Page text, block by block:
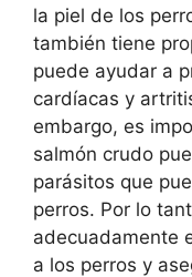
la piel de los
también tiene
puede ayudar a
cardíacas y
embargo, es
salmón crudo
parásitos que
perros. Por lo
adecuadamente
a los perros y